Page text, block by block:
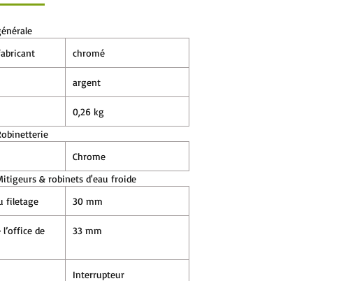
chromé
argent
0,26 kg
Chrome
& robinets d'eau froide
filetage
30 mm
de
33 mm
Interrupteur